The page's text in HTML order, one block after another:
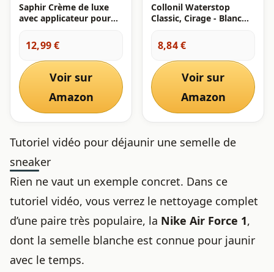
Saphir Crème de luxe
avec applicateur pour
BLANC 21, 75
12,99 €
Voir sur
Amazon
Collonil Waterstop
Classic, Cirage - Blanc
8,84 €
Voir sur
Amazon
Tutoriel vidéo pour déjaunir une semelle de
sneaker
Rien ne vaut un exemple concret. Dans ce
tutoriel vidéo, vous verrez le nettoyage complet
d’une paire très populaire, la Nike Air Force 1,
dont la semelle blanche est connue pour jaunir
avec le temps.